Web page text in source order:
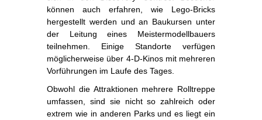
können auch erfahren, wie Lego-Bricks
hergestellt werden und an Baukursen unter
der Leitung eines Meistermodellbauers
teilnehmen. Einige Standorte verfügen
möglicherweise über 4-D-Kinos mit mehreren
Vorführungen im Laufe des Tages.
Obwohl die Attraktionen mehrere Rolltreppe
umfassen, sind sie nicht so zahlreich oder
extrem wie in anderen Parks und es liegt ein